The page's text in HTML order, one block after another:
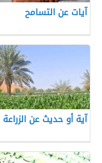
آيات عن التسامح
آية أو حديث عن الزراعة